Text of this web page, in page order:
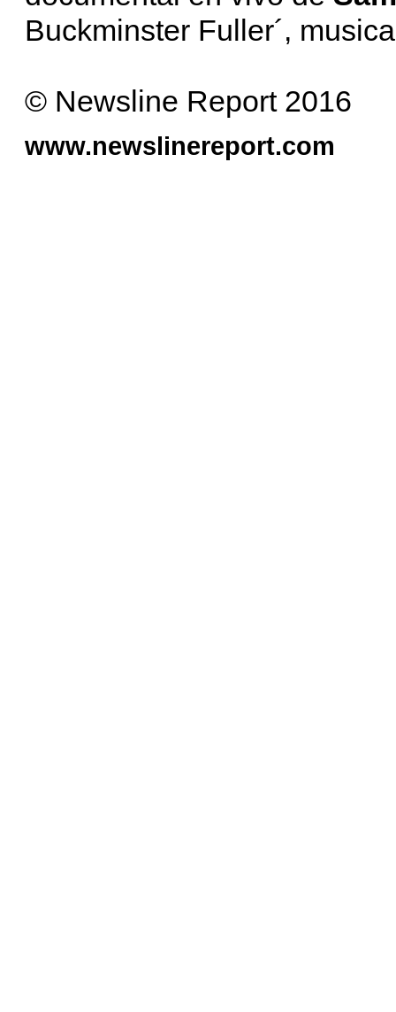
Buckminster Fuller´,
© Newsline Report 2016
www.newslinereport.com